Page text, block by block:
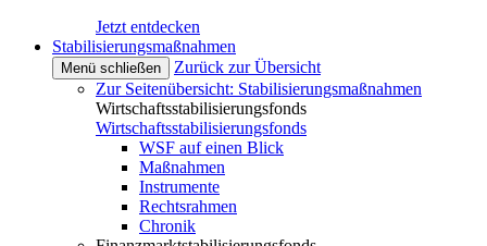
Jetzt entdecken
Stabilisierungsmaßnahmen
Menü schließen
Zurück zur Übersicht
Zur Seitenübersicht: Stabilisierungsmaßnahmen
Wirtschaftsstabilisierungsfonds
Wirtschaftsstabilisierungsfonds
WSF auf einen Blick
Maßnahmen
Instrumente
Rechtsrahmen
Chronik